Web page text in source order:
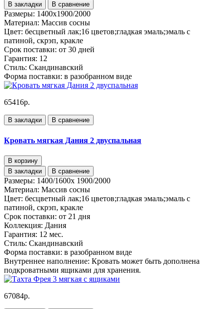
В закладки
В сравнение
Размеры: 1400х1900/2000
Материал: Массив сосны
Цвет: бесцветный лак;16 цветов;гладкая эмаль;эмаль с
патиной, скрэп, кракле
Срок поставки: от 30 дней
Гарантия: 12
Стиль: Скандинавcкий
Форма поставки: в разобранном виде
65416р.
В закладки В сравнение
Кровать мягкая Дания 2 двуспальная
В корзину
В закладки
В сравнение
Размеры: 1400/1600х 1900/2000
Материал: Массив сосны
Цвет: бесцветный лак;16 цветов;гладкая эмаль;эмаль с
патиной, скрэп, кракле
Срок поставки: от 21 дня
Коллекция: Дания
Гарантия: 12 мес.
Стиль: Скандинавский
Форма поставки: в разобранном виде
Внутреннее наполнение: Кровать может быть дополнена
подкроватными ящиками для хранения.
67084р.